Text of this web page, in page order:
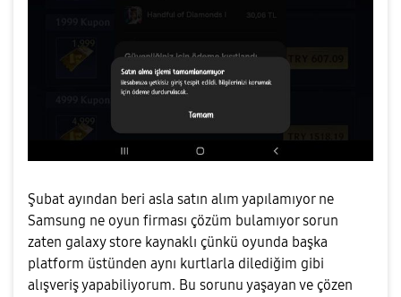
Şubat ayından beri asla satın alım yapılamıyor ne
Samsung ne oyun firması çözüm bulamıyor sorun
zaten galaxy store kaynaklı çünkü oyunda başka
platform üstünden aynı kurtlarla dilediğim gibi
alışveriş yapabiliyorum. Bu sorunu yaşayan ve çözen